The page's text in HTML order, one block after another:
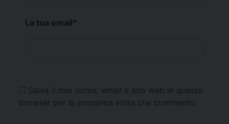
La tua email*
Salva il mio nome, email e sito web in questo
browser per la prossima volta che commento.